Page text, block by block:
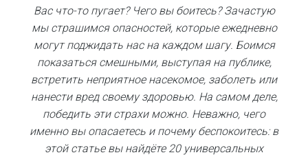
Вас что-то пугает? Чего вы боитесь? Зачастую
мы страшимся опасностей, которые ежедневно
могут поджидать нас на каждом шагу. Боимся
показаться смешными, выступая на публике,
встретить неприятное насекомое, заболеть или
нанести вред своему здоровью. На самом деле,
победить эти страхи можно. Неважно, чего
именно вы опасаетесь и почему беспокоитесь: в
этой статье вы найдёте 20 универсальных